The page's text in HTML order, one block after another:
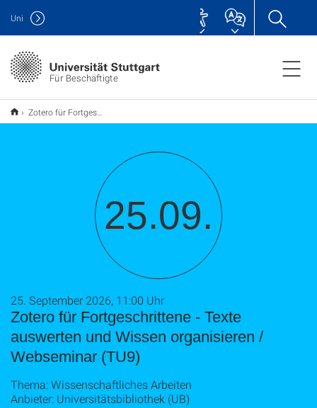
Für Beschäftigte
Uni
Zotero für Fortgeschrittene - Texte auswerten und Wissen organisieren / Webseminar (TU9)
25.09.
Zotero für Fortgeschrittene - Texte
auswerten und Wissen organisieren /
Webseminar (TU9)
25. September 2026, 11:00 Uhr
Thema: Wissenschaftliches Arbeiten
Anbieter: Universitätsbibliothek (UB)